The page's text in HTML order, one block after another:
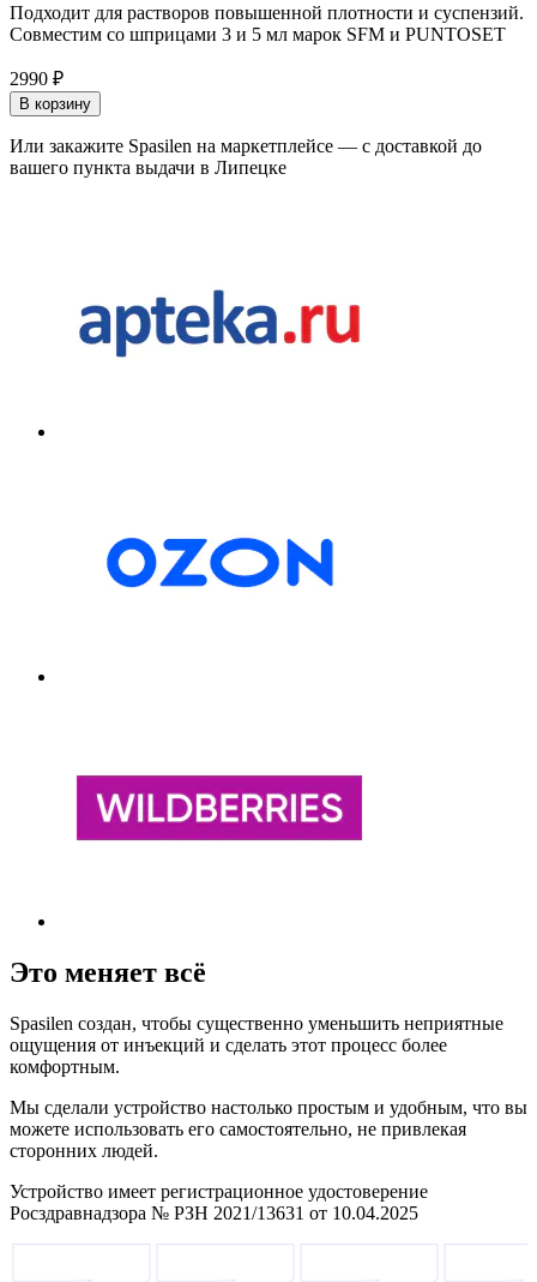
Подходит для растворов повышенной плотности и суспензий.
Совместим со шприцами 3 и 5 мл марок SFM и PUNTOSET
2990 ₽
В корзину
Или закажите Spasilen на маркетплейсе — с доставкой до
вашего пункта выдачи в Липецке
Это меняет всё
Spasilen создан, чтобы существенно уменьшить неприятные
ощущения от инъекций и сделать этот процесс более
комфортным.
Мы сделали устройство настолько простым и удобным, что вы
можете использовать его самостоятельно, не привлекая
сторонних людей.
Устройство имеет регистрационное удостоверение
Росздравнадзора № РЗН 2021/13631 от 10.04.2025